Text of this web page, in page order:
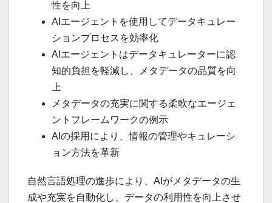
性を向上
AIエージェントを使用してデータキュレー
ションプロセスを効率化
AIエージェントはデータキュレーターに認
知的負担を軽減し、メタデータの品質を向
上
メタデータの充実に関する柔軟なエージェ
ントフレームワークの例示
AIの採用により、情報の管理やキュレーシ
ョン方法を革新
自然言語処理の進歩により、AIがメタデータの生
成や充実を自動化し、データの利用性を向上させ